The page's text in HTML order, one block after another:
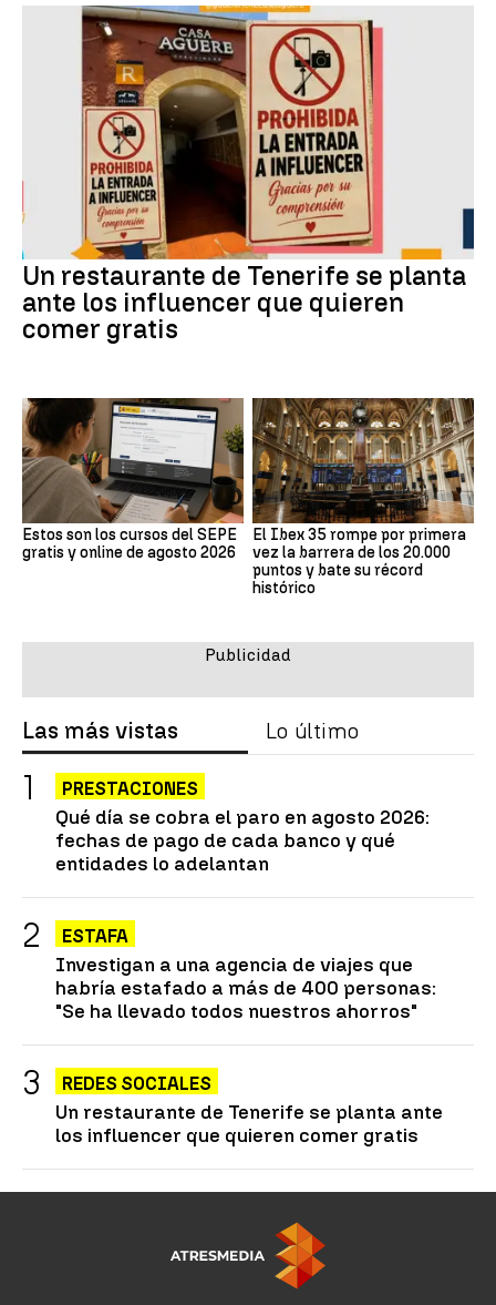
Un restaurante de Tenerife se planta
ante los influencer que quieren
comer gratis
Estos son los cursos del SEPE
gratis y online de agosto 2026
El Ibex 35 rompe por primera
vez la barrera de los 20.000
puntos y bate su récord
histórico
Las más vistas Lo último
PRESTACIONES
Qué día se cobra el paro en agosto 2026:
fechas de pago de cada banco y qué
entidades lo adelantan
ESTAFA
Investigan a una agencia de viajes que
habría estafado a más de 400 personas:
"Se ha llevado todos nuestros ahorros"
REDES SOCIALES
Un restaurante de Tenerife se planta ante
los influencer que quieren comer gratis